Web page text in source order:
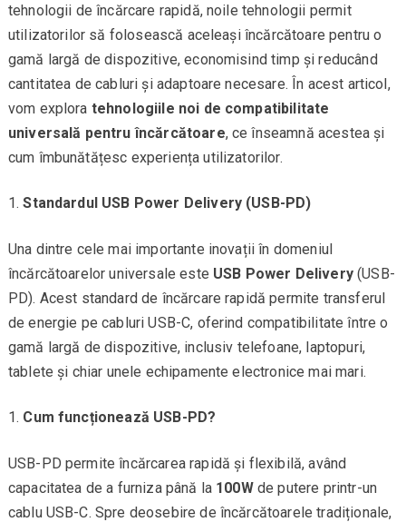
tehnologii de încărcare rapidă, noile tehnologii permit
utilizatorilor să folosească aceleași încărcătoare pentru o
gamă largă de dispozitive, economisind timp și reducând
cantitatea de cabluri și adaptoare necesare. În acest articol,
vom explora tehnologiile noi de compatibilitate
universală pentru încărcătoare, ce înseamnă acestea și
cum îmbunătățesc experiența utilizatorilor.
Standardul USB Power Delivery (USB-PD)
Una dintre cele mai importante inovații în domeniul
încărcătoarelor universale este USB Power Delivery(USB-
PD). Acest standard de încărcare rapidă permite transferul
de energie pe cabluri USB-C, oferind compatibilitate între o
gamă largă de dispozitive, inclusiv telefoane, laptopuri,
tablete și chiar unele echipamente electronice mai mari.
Cum funcționează USB-PD?
USB-PD permite încărcarea rapidă și flexibilă, având
capacitatea de a furniza până la 100Wde putere printr-un
cablu USB-C. Spre deosebire de încărcătoarele tradiționale,